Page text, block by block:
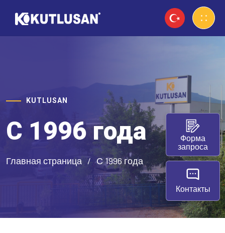
KUTLUSAN
С 1996 года
Главная страница С 1996 года
Форма
запроса
Контакты